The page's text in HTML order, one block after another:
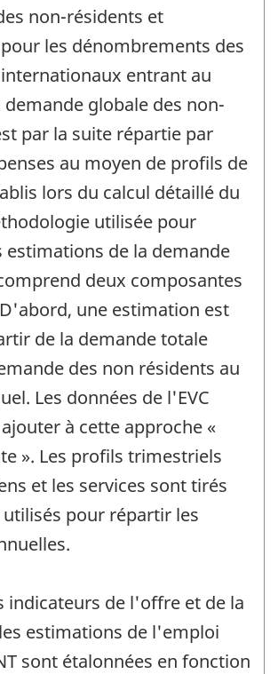
non-résidents et
les dénombrements des
entrant au
demande globale des non-
par la suite répartie par
au moyen de profils de
lors du calcul détaillé du
utilisée pour
estimations de la demande
deux composantes
une estimation est
de la demande totale
des non résidents au
Les données de l'EVC
à cette approche «
». Les profils trimestriels
et les services sont tirés
utilisés pour répartir les
indicateurs de l'offre et de la
estimations de l'emploi
sont étalonnées en fonction